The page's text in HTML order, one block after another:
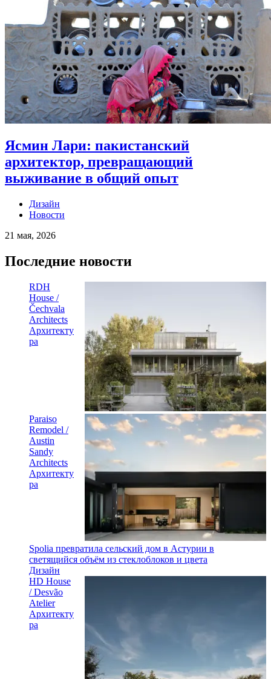
Ясмин Лари: пакистанский
архитектор, превращающий
выживание в общий опыт
Дизайн
Новости
21 мая, 2026
Последние новости
RDH
House /
Čechvala
Architects
Архитекту
ра
Paraiso
Remodel /
Austin
Sandy
Architects
Архитекту
ра
Spolia превратила сельский дом в Астурии в
светящийся объём из стеклоблоков и цвета
Дизайн
HD House
/ Desvão
Atelier
Архитекту
ра